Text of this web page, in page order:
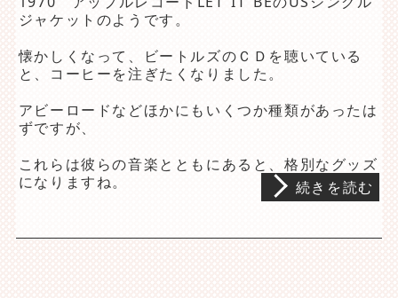
ジャケットのようです。
懐かしくなって、ビートルズのＣＤを聴いている
と、コーヒーを注ぎたくなりました。
アビーロードなどほかにもいくつか種類があったは
ずですが、
これらは彼らの音楽とともにあると、格別なグッズ
になりますね。
続きを読む